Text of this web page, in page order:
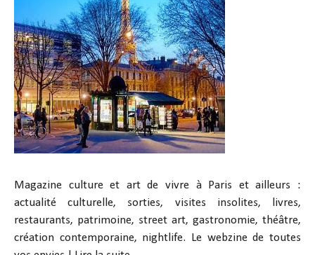
Magazine culture et art de vivre à Paris et ailleurs :
actualité culturelle, sorties, visites insolites, livres,
restaurants, patrimoine, street art, gastronomie, théâtre,
création contemporaine, nightlife. Le webzine de toutes